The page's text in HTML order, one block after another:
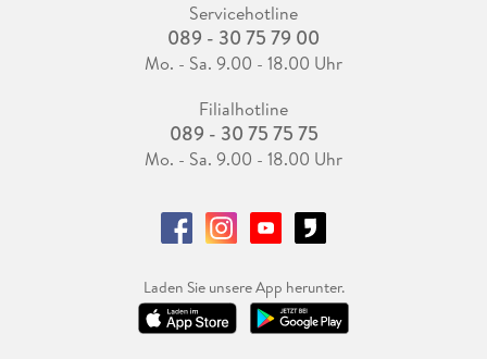
Servicehotline
089 - 30 75 79 00
Mo. - Sa. 9.00 - 18.00 Uhr
Filialhotline
089 - 30 75 75 75
Mo. - Sa. 9.00 - 18.00 Uhr
Laden Sie unsere App herunter.